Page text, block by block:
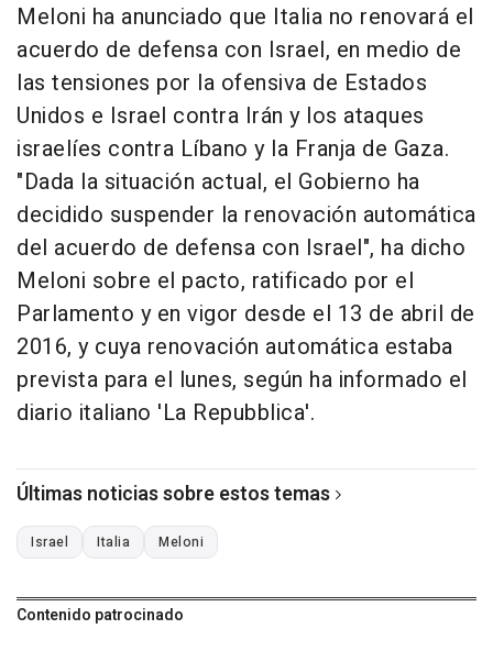
Meloni ha anunciado que Italia no renovará el
acuerdo de defensa con Israel, en medio de
las tensiones por la ofensiva de Estados
Unidos e Israel contra Irán y los ataques
israelíes contra Líbano y la Franja de Gaza.
"Dada la situación actual, el Gobierno ha
decidido suspender la renovación automática
del acuerdo de defensa con Israel", ha dicho
Meloni sobre el pacto, ratificado por el
Parlamento y en vigor desde el 13 de abril de
2016, y cuya renovación automática estaba
prevista para el lunes, según ha informado el
diario italiano 'La Repubblica'.
Últimas noticias sobre estos temas
Israel Italia Meloni
Contenido patrocinado